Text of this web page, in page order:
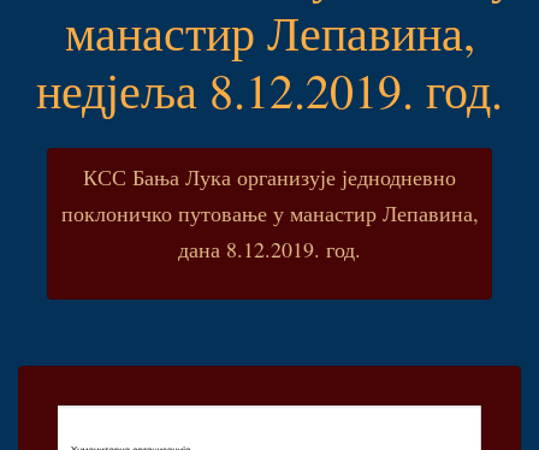
манастир Лепавина,
недјеља 8.12.2019. год.
КСС Бања Лука организује једнодневно
поклоничко путовање у манастир Лепавина,
дана 8.12.2019. год.